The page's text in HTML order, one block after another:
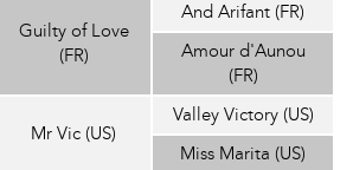
Guilty of Love
(FR)
And Arifant (FR)
Amour d'Aunou
(FR)
Mr Vic (US)
Valley Victory (US)
Miss Marita (US)